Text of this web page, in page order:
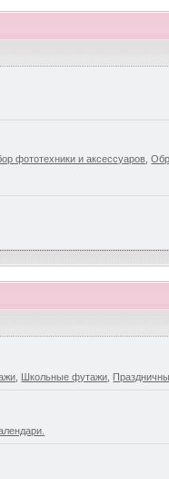
фототехники и аксессуаров ,
Школьные футажи